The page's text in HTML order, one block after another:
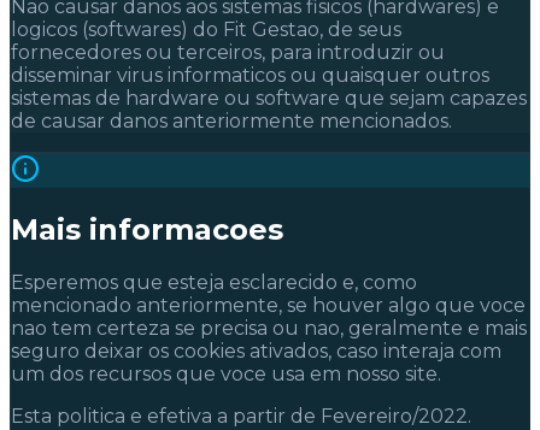
Nao causar danos aos sistemas fisicos (hardwares) e
logicos (softwares) do Fit Gestao, de seus
fornecedores ou terceiros, para introduzir ou
disseminar virus informaticos ou quaisquer outros
sistemas de hardware ou software que sejam capazes
de causar danos anteriormente mencionados.
Mais informacoes
Esperemos que esteja esclarecido e, como
mencionado anteriormente, se houver algo que voce
nao tem certeza se precisa ou nao, geralmente e mais
seguro deixar os cookies ativados, caso interaja com
um dos recursos que voce usa em nosso site.
Esta politica e efetiva a partir de Fevereiro/2022.